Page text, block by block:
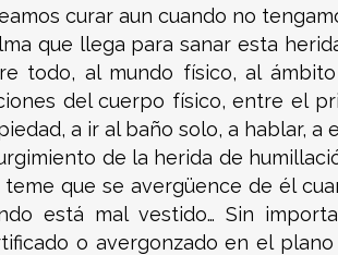
curar aun cuando no
que llega para sanar esta
todo, al mundo físico, al
del cuerpo físico, entre el
a ir al baño solo, a hablar,
de la herida de
teme que se avergüence de él
está mal vestido… Sin
o avergonzado en el